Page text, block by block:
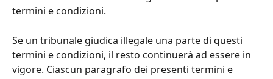
termini e condizioni.
Se un tribunale giudica illegale una parte di questi
termini e condizioni, il resto continuerà ad essere in
vigore. Ciascun paragrafo dei presenti termini e